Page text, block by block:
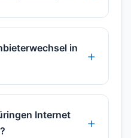
in
Internet